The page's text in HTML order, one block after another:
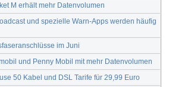
M erhält mehr Datenvolumen
und spezielle Warn-Apps werden häufig
im Juni
und Penny Mobil mit mehr Datenvolumen
50 Kabel und DSL Tarife für 29,99 Euro